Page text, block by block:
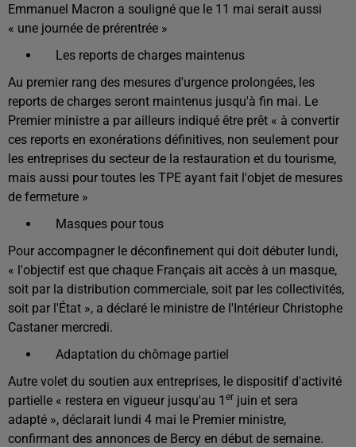
Emmanuel Macron a souligné que le 11 mai serait aussi
« une journée de prérentrée »
Les reports de charges maintenus
Au premier rang des mesures d'urgence prolongées, les
reports de charges seront maintenus jusqu'à fin mai. Le
Premier ministre a par ailleurs indiqué être prêt « à convertir
ces reports en exonérations définitives, non seulement pour
les entreprises du secteur de la restauration et du tourisme,
mais aussi pour toutes les TPE ayant fait l'objet de mesures
de fermeture »
Masques pour tous
Pour accompagner le déconfinement qui doit débuter lundi,
« l'objectif est que chaque Français ait accès à un masque,
soit par la distribution commerciale, soit par les collectivités,
soit par l'État », a déclaré le ministre de l'Intérieur Christophe
Castaner mercredi.
Adaptation du chômage partiel
Autre volet du soutien aux entreprises, le dispositif d'activité
partielle « restera en vigueur jusqu'au 1 er juin et sera
adapté », déclarait lundi 4 mai le Premier ministre,
confirmant des annonces de Bercy en début de semaine.